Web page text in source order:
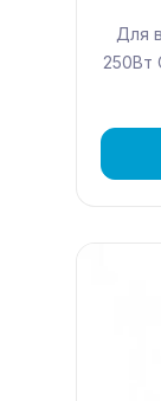
Для
250Вт